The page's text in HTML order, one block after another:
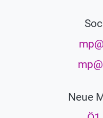
Neue